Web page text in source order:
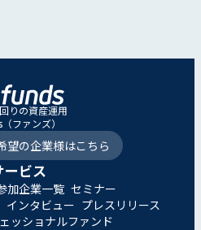
りの資産運用
ファンズ）
望の企業様はこちら
ービス
加企業一覧 セミナー
インタビュー
プレスリリース
ッショナルファンド